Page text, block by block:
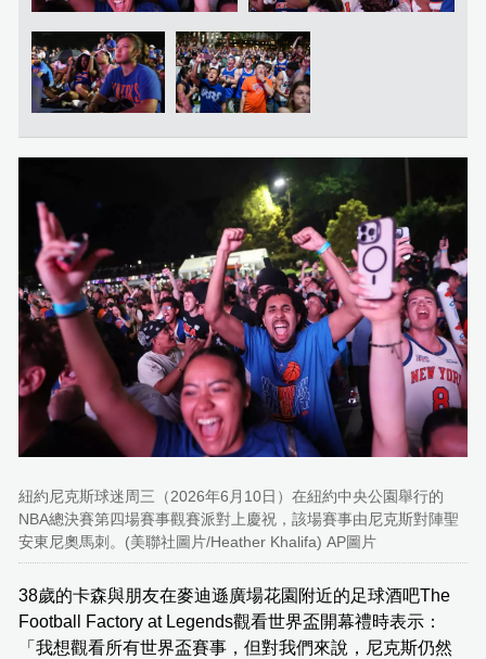
紐約尼克斯球迷周三（2026年6月10日）在紐約中央公園舉行的
NBA總決賽第四場賽事觀賽派對上慶祝，該場賽事由尼克斯對陣聖
安東尼奧馬刺。(美聯社圖片/Heather Khalifa) AP圖片
38歲的卡森與朋友在麥迪遜廣場花園附近的足球酒吧The
Football Factory at Legends觀看世界盃開幕禮時表示：
「我想觀看所有世界盃賽事，但對我們來說，尼克斯仍然